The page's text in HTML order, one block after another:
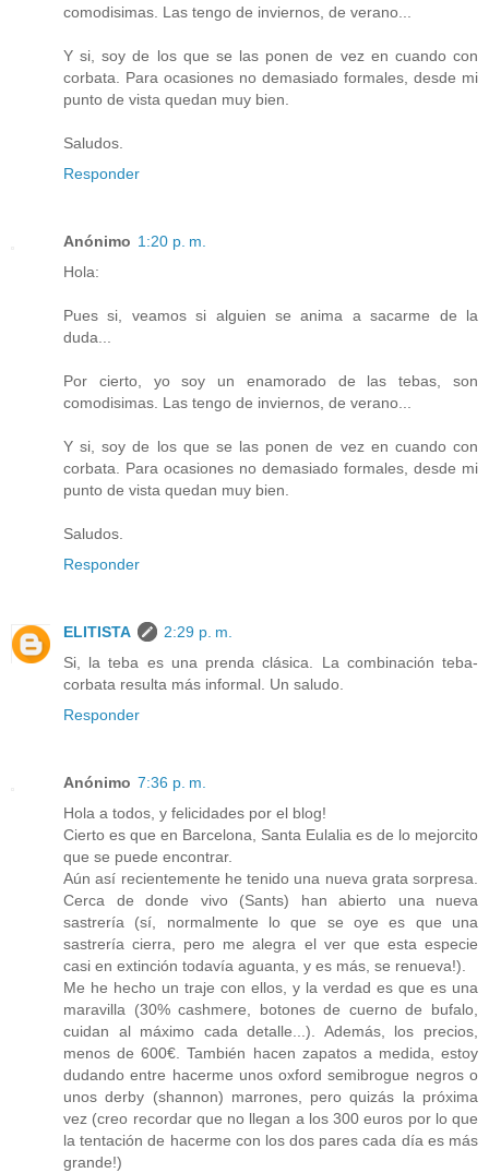
comodisimas. Las tengo de inviernos, de verano...
Y si, soy de los que se las ponen de vez en cuando con
corbata. Para ocasiones no demasiado formales, desde mi
punto de vista quedan muy bien.
Saludos.
Responder
Anónimo 1:20 p. m.
Hola:
Pues si, veamos si alguien se anima a sacarme de la
duda...
Por cierto, yo soy un enamorado de las tebas, son
comodisimas. Las tengo de inviernos, de verano...
Y si, soy de los que se las ponen de vez en cuando con
corbata. Para ocasiones no demasiado formales, desde mi
punto de vista quedan muy bien.
Saludos.
Responder
ELITISTA
2:29 p. m.
Si, la teba es una prenda clásica. La combinación teba-
corbata resulta más informal. Un saludo.
Responder
Anónimo 7:36 p. m.
Hola a todos, y felicidades por el blog!
Cierto es que en Barcelona, Santa Eulalia es de lo mejorcito
que se puede encontrar.
Aún así recientemente he tenido una nueva grata sorpresa.
Cerca de donde vivo (Sants) han abierto una nueva
sastrería (sí, normalmente lo que se oye es que una
sastrería cierra, pero me alegra el ver que esta especie
casi en extinción todavía aguanta, y es más, se renueva!).
Me he hecho un traje con ellos, y la verdad es que es una
maravilla (30% cashmere, botones de cuerno de bufalo,
cuidan al máximo cada detalle...). Además, los precios,
menos de 600€. También hacen zapatos a medida, estoy
dudando entre hacerme unos oxford semibrogue negros o
unos derby (shannon) marrones, pero quizás la próxima
vez (creo recordar que no llegan a los 300 euros por lo que
la tentación de hacerme con los dos pares cada día es más
grande!)